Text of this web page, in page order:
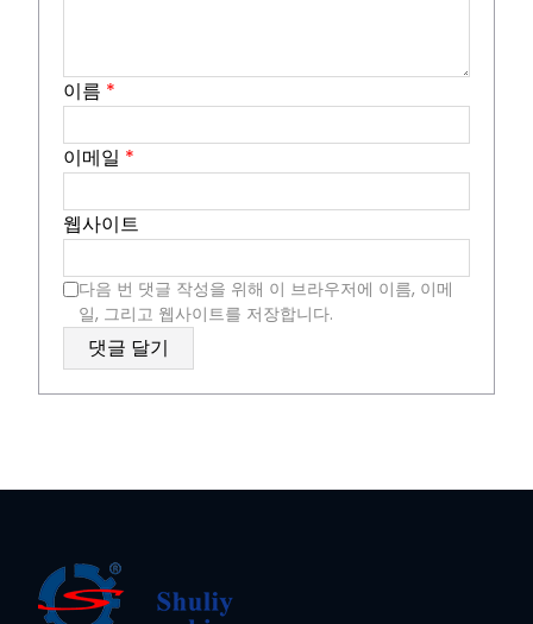
이름 *
이메일 *
웹사이트
다음 번 댓글 작성을 위해 이 브라우저에 이름, 이메
일, 그리고 웹사이트를 저장합니다.